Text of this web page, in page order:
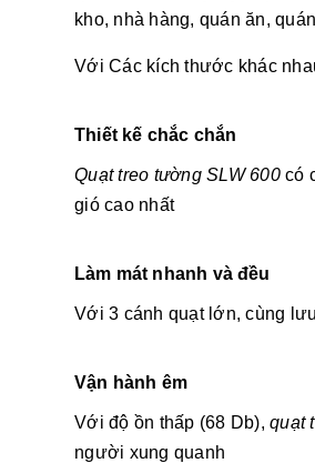
kho, nhà hàng, quán ăn,
Với Các kích thước khác
Thiết kế chắc chắn
Quạt treo tường SLW 600có
gió cao nhất
Làm mát nhanh và đều
Với 3 cánh quạt lớn, cùng
Vận hành êm
Với độ ồn thấp (68 Db), quạt
người xung quanh